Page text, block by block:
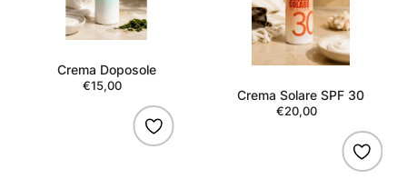
Crema Doposole
Regular
€15,00
Crema Solare SPF 30
Regular
€20,00